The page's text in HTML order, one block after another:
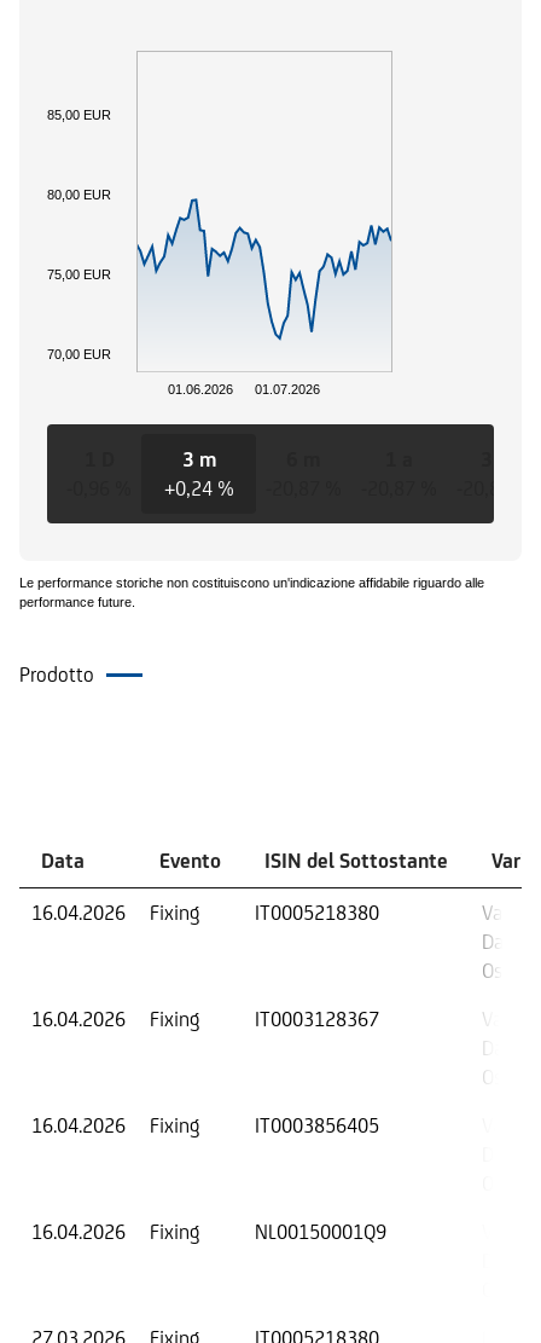
01.07.2026
01.06.2026
80,00 EUR
70,00 EUR
75,00 EUR
85,00 EUR
3 m
+0,24 %
Le performance storiche non costituiscono un'indicazione affidabile riguardo alle
performance future.
Prodotto
Data Evento ISIN del Sottostante
16.04.2026 Fixing IT0005218380
Valore
Data di
16.04.2026
Fixing IT0003128367
Data di
16.04.2026
Fixing IT0003856405
16.04.2026
Fixing NL00150001Q9
27.03.2026
Fixing
IT0005218380